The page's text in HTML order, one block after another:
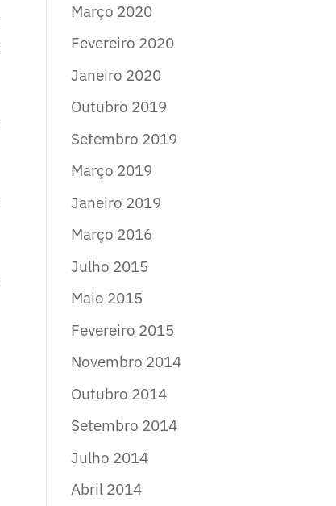
Março 2020
Fevereiro 2020
Janeiro 2020
Outubro 2019
Setembro 2019
Março 2019
Janeiro 2019
Março 2016
Julho 2015
Maio 2015
Fevereiro 2015
Novembro 2014
Outubro 2014
Setembro 2014
Julho 2014
Abril 2014